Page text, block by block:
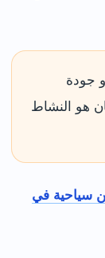
جودة
هو النشاط
سياحية في